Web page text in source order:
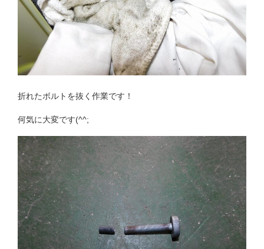
折れたボルトを抜く作業です！
何気に大変です(^^;